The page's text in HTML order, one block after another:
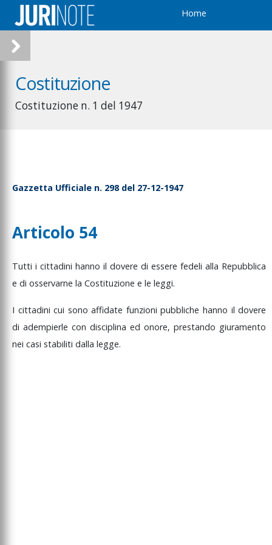
Home
Costituzione
Costituzione n. 1 del 1947
Gazzetta Ufficiale n. 298 del 27-12-1947
Articolo 54
Tutti i cittadini hanno il dovere di essere fedeli alla Repubblica
e di osservarne la Costituzione e le leggi.
I cittadinicui sonoaffidate funzionipubbliche hanno ildovere
di adempierle con disciplina ed onore, prestando giuramento
nei casi stabiliti dalla legge.